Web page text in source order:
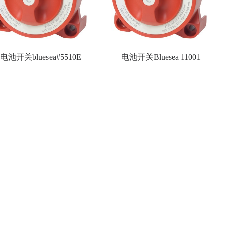
电池开关bluesea#5510E 电池开关Bluesea 11001